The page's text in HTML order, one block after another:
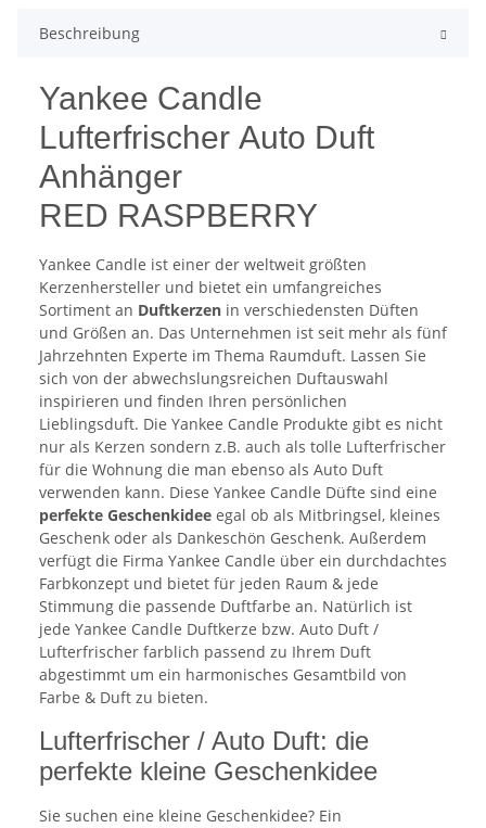
Beschreibung
Yankee Candle
Lufterfrischer Auto Duft
Anhänger
RED RASPBERRY
Yankee Candle ist einer der weltweit größten
Kerzenhersteller und bietet ein umfangreiches
Sortiment an Duftkerzen in verschiedensten Düften
und Größen an. Das Unternehmen ist seit mehr als fünf
Jahrzehnten Experte im Thema Raumduft. Lassen Sie
sich von der abwechslungsreichen Duftauswahl
inspirieren und finden Ihren persönlichen
Lieblingsduft. Die Yankee Candle Produkte gibt es nicht
nur als Kerzen sondern z.B. auch als tolle Lufterfrischer
für die Wohnung die man ebenso als Auto Duft
verwenden kann. Diese Yankee Candle Düfte sind eine
perfekte Geschenkidee egal ob als Mitbringsel, kleines
Geschenk oder als Dankeschön Geschenk. Außerdem
verfügt die Firma Yankee Candle über ein durchdachtes
Farbkonzept und bietet für jeden Raum & jede
Stimmung die passende Duftfarbe an. Natürlich ist
jede Yankee Candle Duftkerze bzw. Auto Duft /
Lufterfrischer farblich passend zu Ihrem Duft
abgestimmt um ein harmonisches Gesamtbild von
Farbe & Duft zu bieten.
Lufterfrischer / Auto Duft: die
perfekte kleine Geschenkidee
Sie suchen eine kleine Geschenkidee? Ein